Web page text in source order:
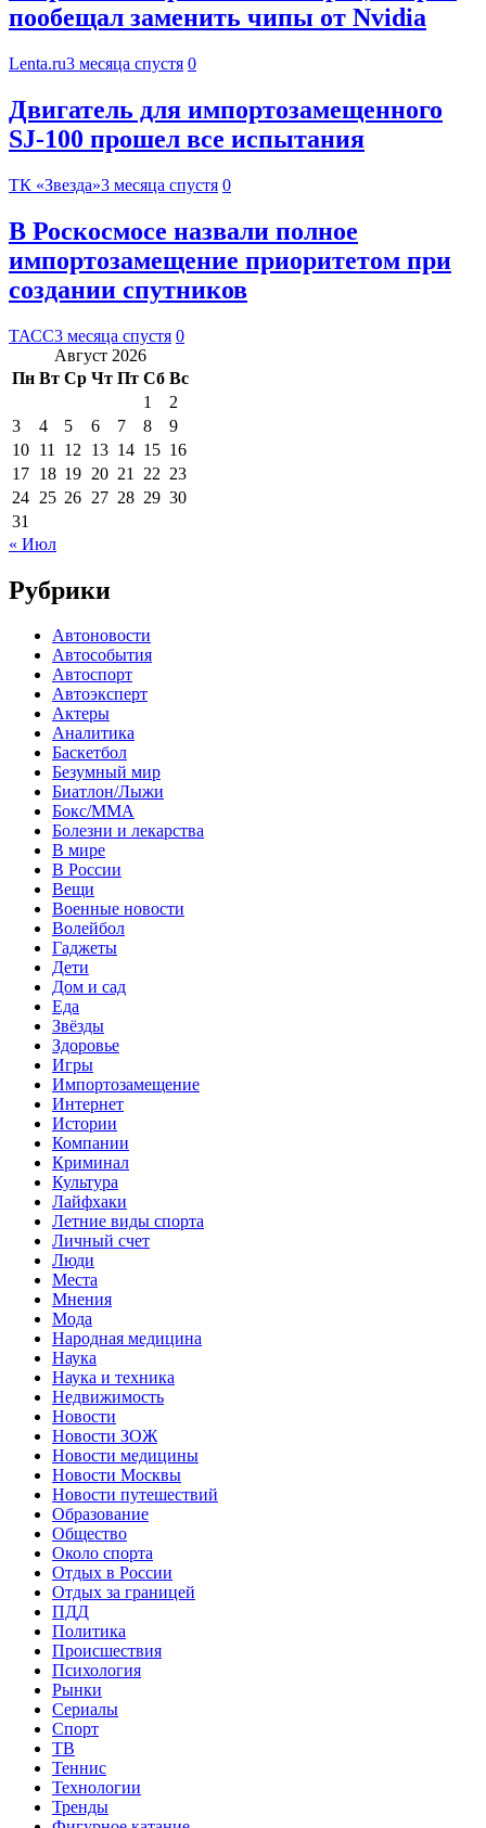
пообещал заменить чипы от Nvidia
Lenta.ru3 месяца спустя 0
Двигатель для импортозамещенного
SJ-100 прошел все испытания
ТК «Звезда»3 месяца спустя 0
В Роскосмосе назвали полное
импортозамещение приоритетом при
создании спутников
ТАСС3 месяца спустя 0
Август 2026
Пн Вт Ср Чт Пт Сб Вс
1
2
3
4 5 6 7 8
9
10 11 12 13 14 15 16
17 18 19 20 21 22 23
24 25 26 27 28 29 30
31
« Июл
Рубрики
Автоновости
Автособытия
Автоспорт
Автоэксперт
Актеры
Аналитика
Баскетбол
Безумный мир
Биатлон/Лыжи
Бокс/MMA
Болезни и лекарства
В мире
В России
Вещи
Военные новости
Волейбол
Гаджеты
Дети
Дом и сад
Еда
Звёзды
Здоровье
Игры
Импортозамещение
Интернет
Истории
Компании
Криминал
Культура
Лайфхаки
Летние виды спорта
Личный счет
Люди
Места
Мнения
Мода
Народная медицина
Наука
Наука и техника
Недвижимость
Новости
Новости ЗОЖ
Новости медицины
Новости Москвы
Новости путешествий
Образование
Общество
Около спорта
Отдых в России
Отдых за границей
ПДД
Политика
Происшествия
Психология
Рынки
Сериалы
Спорт
ТВ
Теннис
Технологии
Тренды